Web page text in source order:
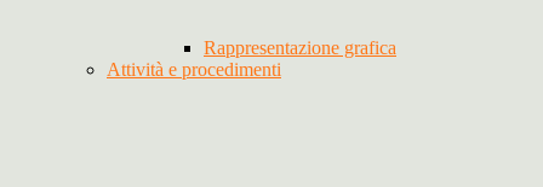
Rappresentazione grafica
Attività e procedimenti